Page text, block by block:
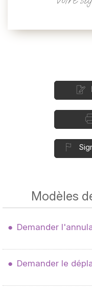
Modèles
Demander
Demander le